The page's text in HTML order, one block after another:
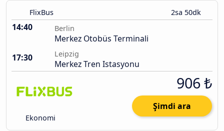
FlixBus 2sa 50dk
14:40 Berlin
Merkez Otobüs Terminali
17:30
Leipzig
Merkez Tren Istasyonu
Ekonomi
906 ₺
Şimdi ara